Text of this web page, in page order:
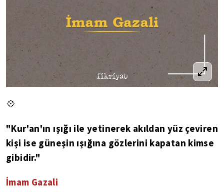
💠
"Kur'an'ın ışığı ile yetinerek akıldan yüz çeviren
kişi ise güneşin ışığına gözlerini kapatan kimse
gibidir."
İmam Gazali